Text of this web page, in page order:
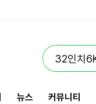
뉴스 커뮤니티